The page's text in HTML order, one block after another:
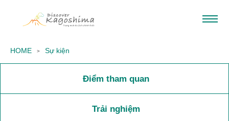
HOME Sự kiện
Điểm tham quan
Trải nghiệm